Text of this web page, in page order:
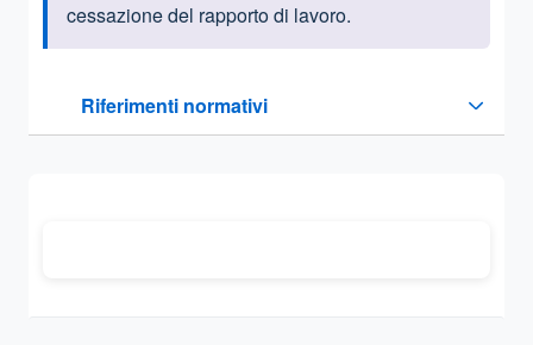
cessazione del rapporto di lavoro.
Riferimenti normativi
Sezione compressa